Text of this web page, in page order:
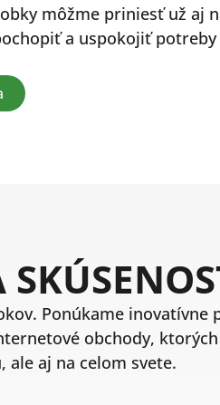
môžme priniesť už aj
a uspokojiť potreby
Ponúkame inovatívne
obchody,
ale aj na celom svete.